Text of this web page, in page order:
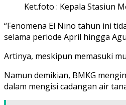
Ket.foto : Kepala Stasiun
“Fenomena El Nino tahun ini
selama periode April hingga
Artinya, meskipun memasuki
Namun demikian, BMKG
dalam mengisi cadangan air